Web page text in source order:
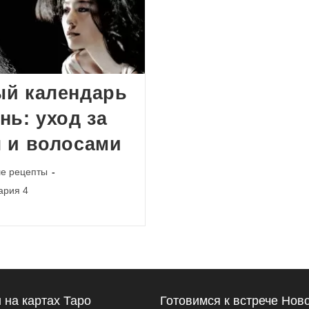
календарь
уход за
и волосами
рецепты
4
картах Таро
Готовимся к встрече